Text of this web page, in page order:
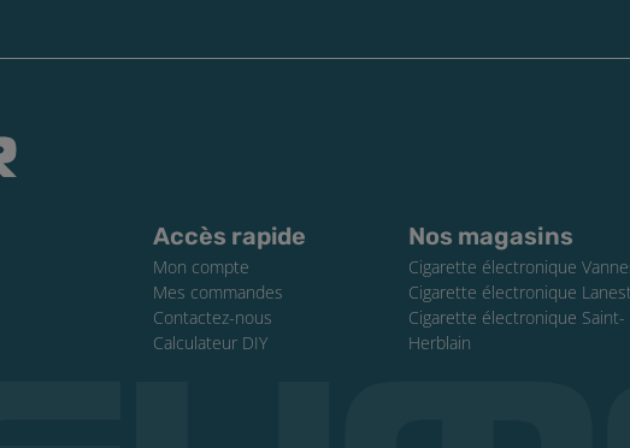
Accès rapide
Mon compte
Mes commandes
Contactez-nous
Calculateur DIY
Nos magasins
Cigarette électronique
Cigarette électronique
Cigarette électronique Saint-
Herblain